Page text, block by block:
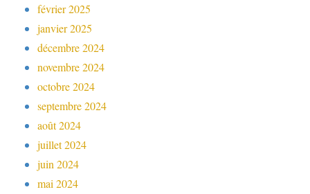
février 2025
janvier 2025
décembre 2024
novembre 2024
octobre 2024
septembre 2024
août 2024
juillet 2024
juin 2024
mai 2024